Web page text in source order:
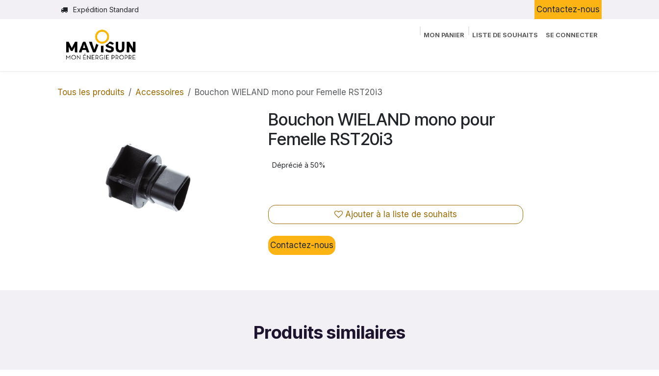
Se rendre au contenuExpédition Standard Contactez-nous
MON PANIER LISTE DE SOUHAITS SE CONNECTER
Tous les produits Accessoires Bouchon WIELAND mono pour Femelle RST20i3
Bouchon WIELAND mono pour
Femelle RST20i3
Déprécié à 50%
Ajouter à la liste de souhaits
Contactez-nous
Produits similaires